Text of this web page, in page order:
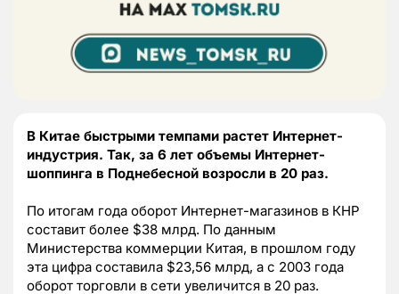
В Китае быстрыми темпами растет Интернет-
индустрия. Так, за 6 лет объемы Интернет-
шоппинга в Поднебесной возросли в 20 раз.
По итогам года оборот Интернет-магазинов в КНР
составит более $38 млрд. По данным
Министерства коммерции Китая, в прошлом году
эта цифра составила $23,56 млрд, а с 2003 года
оборот торговли в сети увеличится в 20 раз.